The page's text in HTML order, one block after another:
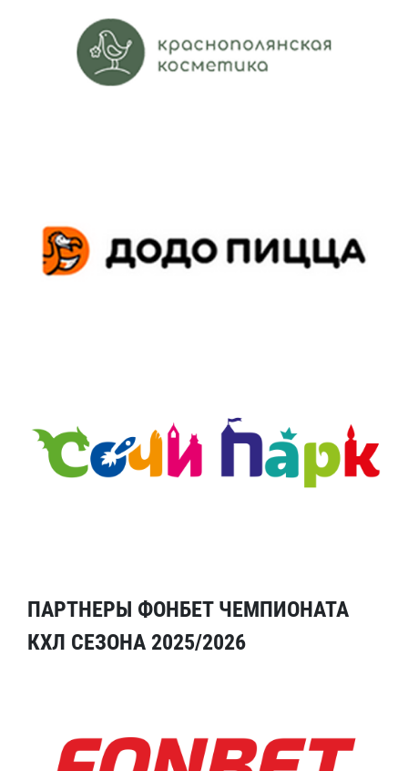
ПАРТНЕРЫ ФОНБЕТ ЧЕМПИОНАТА
КХЛ СЕЗОНА 2025/2026